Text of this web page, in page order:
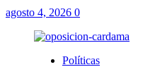
agosto 4, 2026 0
Políticas